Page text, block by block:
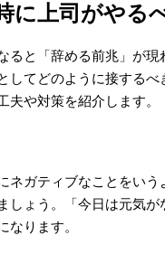
に上司がやる
と「辞める前兆」が現
てどのように接するべ
や対策を紹介します。
ガティブなことをいう
しょう。「今日は元気
なります。